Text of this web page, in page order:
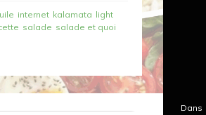
internet kalamata light
salade salade et quoi
Dans